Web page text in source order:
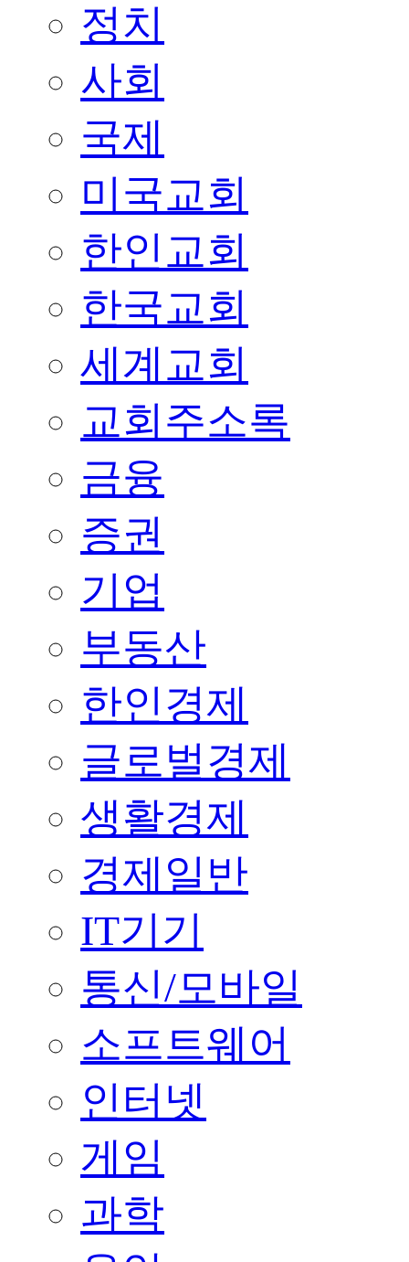
정치
사회
국제
미국교회
한인교회
한국교회
세계교회
교회주소록
금융
증권
기업
부동산
한인경제
글로벌경제
생활경제
경제일반
IT기기
통신/모바일
소프트웨어
인터넷
게임
과학